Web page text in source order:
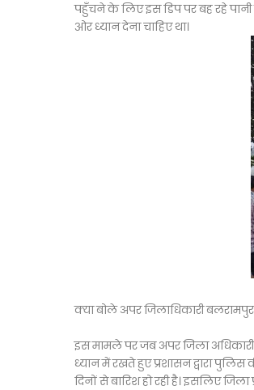
पहुँचने के लिए इस डिप पर बह रहे
ओर ध्यान देना चाहिए था।
क्या बोले अपर जिलाधिकारी बलरामपुर
इस मामले पर जब अपर जिला
ध्यान में रखते हुए प्रशासन द्वारा
दिनों से बारिश हो रही है। इसलिए